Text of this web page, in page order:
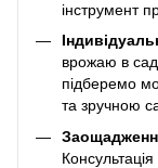
інструмент
врожаю в
підберемо
та зручною